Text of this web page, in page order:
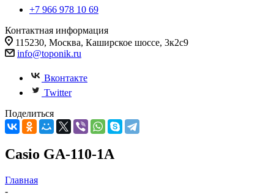
+7 966 978 10 69
Контактная информация
115230, Москва, Каширское шоссе, 3к2с9
info@toponik.ru
Вконтакте
Twitter
Поделиться
Casio GA-110-1A
Главная
-